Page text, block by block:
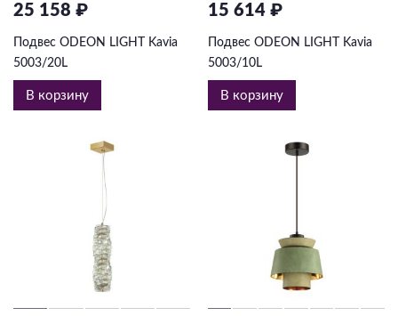
25 158 ₽
Подвес ODEON LIGHT Kavia
5003/20L
В корзину
15 614 ₽
Подвес ODEON LIGHT Kavia
5003/10L
В корзину